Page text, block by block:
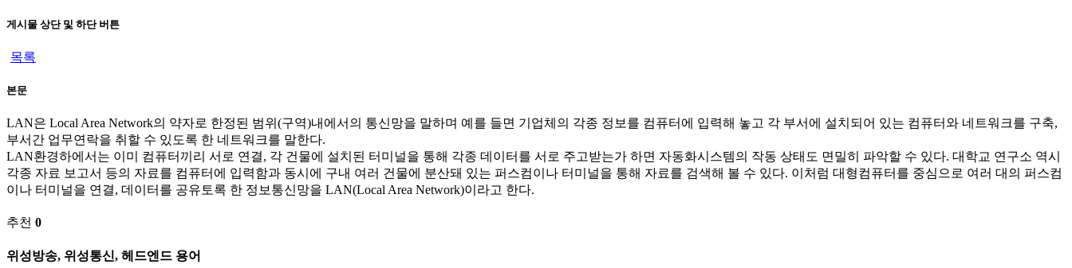
게시물 상단 및 하단 버튼
목록
본문
LAN은 Local Area Network의 약자로 한정된 범위(구역)내에서의 통신망을 말하며 예를 들면 기업체의 각종 정보를 컴퓨터에 입력해 놓고 각 부서에 설치되어 있는 컴퓨터와 네트워크를 구축,
부서간 업무연락을 취할 수 있도록 한 네트워크를 말한다.
LAN환경하에서는 이미 컴퓨터끼리 서로 연결, 각 건물에 설치된 터미널을 통해 각종 데이터를 서로 주고받는가 하면 자동화시스템의 작동 상태도 면밀히 파악할 수 있다. 대학교 연구소 역시
각종 자료 보고서 등의 자료를 컴퓨터에 입력함과 동시에 구내 여러 건물에 분산돼 있는 퍼스컴이나 터미널을 통해 자료를 검색해 볼 수 있다. 이처럼 대형컴퓨터를 중심으로 여러 대의 퍼스컴
이나 터미널을 연결, 데이터를 공유토록 한 정보통신망을 LAN(Local Area Network)이라고 한다.
추천 0
위성방송, 위성통신, 헤드엔드 용어